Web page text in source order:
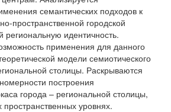
семантических подходов к
пространственной городской
идентичность.
применения для данного
модели семиотического
столицы. Раскрываются
построения
города – региональной столицы,
пространственных уровнях.